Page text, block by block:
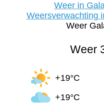
Weer in
Weersverwachting
Weer
Weer
+19°C
+19°C